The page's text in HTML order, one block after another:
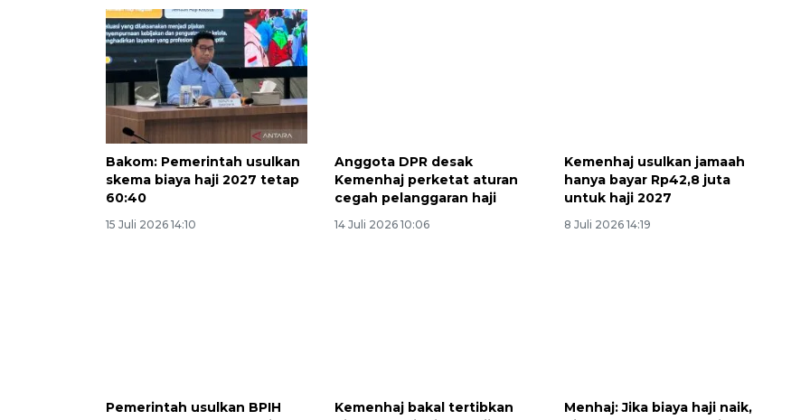
Bakom: Pemerintah usulkan
skema biaya haji 2027 tetap
60:40
15 Juli 2026 14:10
Anggota DPR desak
Kemenhaj perketat aturan
cegah pelanggaran haji
14 Juli 2026 10:06
Kemenhaj usulkan jamaah
hanya bayar Rp42,8 juta
untuk haji 2027
8 Juli 2026 14:19
Pemerintah usulkan BPIH
Kemenhaj bakal tertibkan
Menhaj: Jika biaya haji naik,